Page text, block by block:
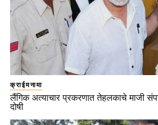
क्राईमनामा
लैंगिक अत्याचार प्रकरणात तेहलकाचे माजी
दोषी